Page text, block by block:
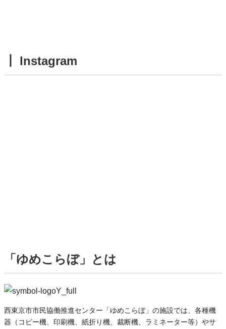
┃ Instagram
「ゆめこらぼ」とは
西東京市市民協働推進センター「ゆめこらぼ」の施設では、各種機
器（コピー機、印刷機、紙折り機、裁断機、ラミネーター等）やサ